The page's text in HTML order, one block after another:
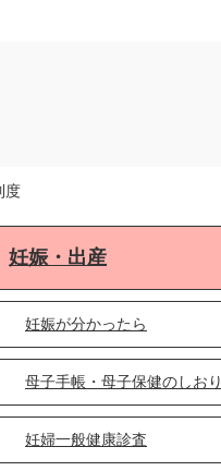
度
妊娠・出産
妊娠が分かったら
母子手帳・母子保健のしおり
妊婦一般健康診査